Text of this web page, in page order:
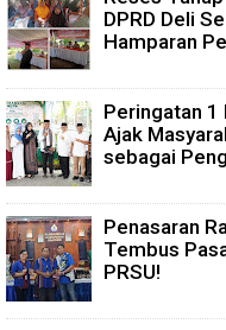
DPRD Deli
Hamparan
Peringatan 1
Ajak
sebagai
Penasaran
Tembus
PRSU!